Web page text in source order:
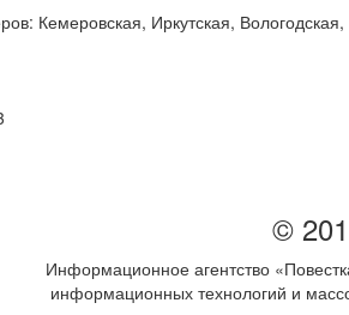
Кемеровская, Иркутская,
©
Информационное агентство
информационных технологий и